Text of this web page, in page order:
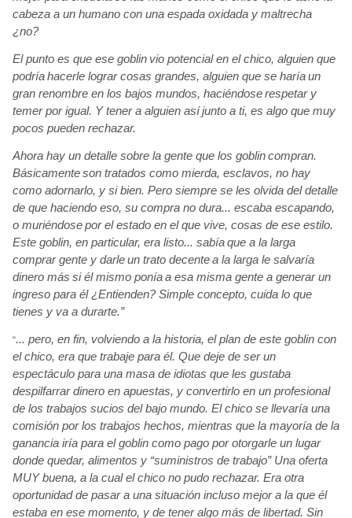
cabeza a un humano con una espada oxidada y maltrecha
¿no?
El punto es que ese goblin vio potencial en el chico, alguien que
podríahacerle lograr cosas grandes, alguien que se haríaun
gran renombre en los bajos mundos, haciéndoserespetar y
temer por igual. Y tener a alguien asíjunto a ti, es algo que muy
pocos pueden rechazar.
Ahora hay un detalle sobre la gente que los goblincompran.
Básicamenteson tratados como mierda, esclavos, no hay
como adornarlo, y si bien. Pero siempre se les olvida del detalle
de que haciendo eso, su compra no dura... escaba escapando,
o muriéndosepor el estado en el que vive, cosas de ese estilo.
Este goblin, en particular, era listo... sabíaque a la larga
comprar gente y darleun trato decentea la larga le salvaría
dinero más si él mismo poníaa esa misma gente a generar un
ingreso para él ¿Entienden? Simple concepto, cuida lo que
tienes y va a durarte.”
“... pero, en fin, volviendo a la historia, el plan de este goblin con
el chico, era que trabaje para él. Que deje de ser un
espectáculo para una masa de idiotas que les gustaba
despilfarrar dinero en apuestas, y convertirlo en un profesional
de los trabajos sucios del bajo mundo. El chico se llevaría una
comisión por los trabajos hechos, mientras que la mayoría de la
ganancia iría para el goblin como pago por otorgarle un lugar
donde quedar, alimentos y “suministros de trabajo” Una oferta
MUY buena, a la cual el chico no pudo rechazar. Era otra
oportunidad de pasar a una situación incluso mejor a la que él
estaba en ese momento, y de tener algo más de libertad. Sin